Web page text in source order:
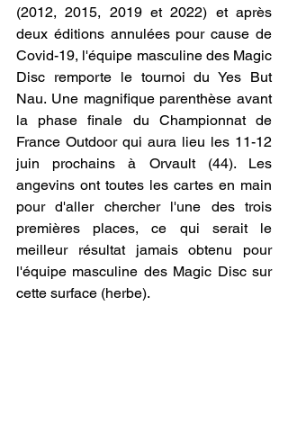
(2012, 2015, 2019 et 2022) et après
deux éditions annulées pour cause de
Covid-19, l'équipe masculine des Magic
Disc remporte le tournoi du Yes But
Nau. Une magnifique parenthèse avant
la phase finale du Championnat de
France Outdoor qui aura lieu les 11-12
juin prochains à Orvault (44). Les
angevins ont toutes les cartes en main
pour d'aller chercher l'une des trois
premières places, ce qui serait le
meilleur résultat jamais obtenu pour
l'équipe masculine des Magic Disc sur
cette surface (herbe).